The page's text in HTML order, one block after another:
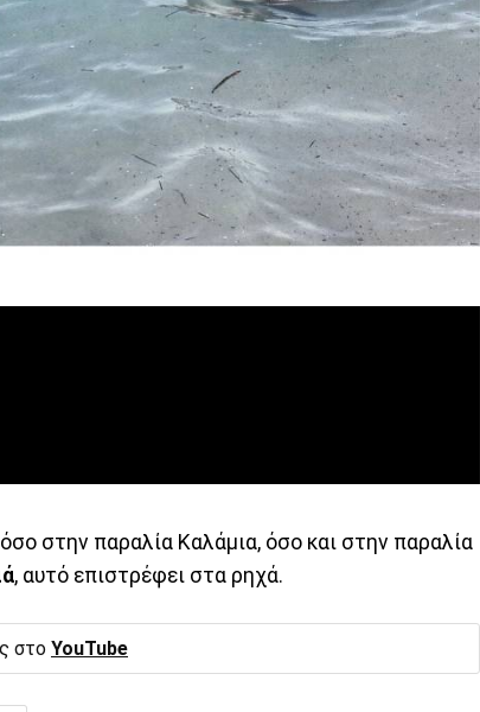
στην παραλία Καλάμια, όσο και στην παραλία
, αυτό επιστρέφει στα ρηχά.
στο YouTube